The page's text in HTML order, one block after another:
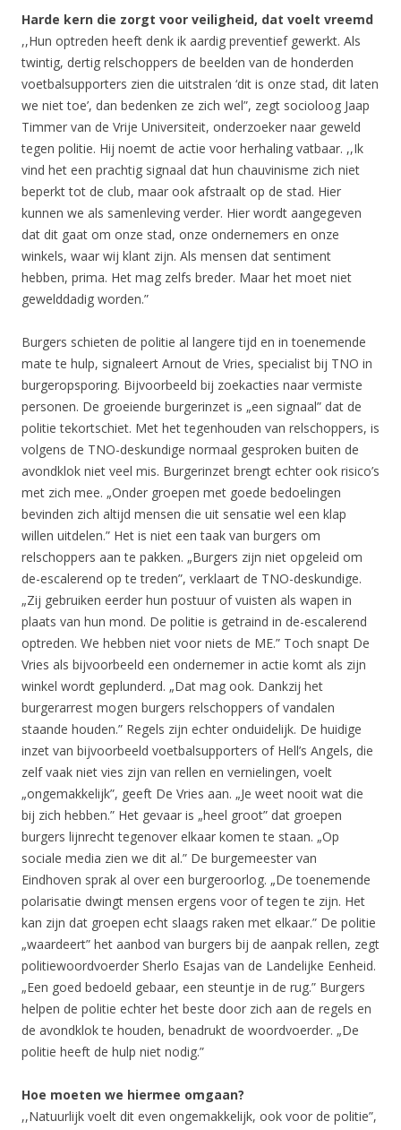
Harde kern die zorgt voor veiligheid, dat voelt vreemd
,,Hun optreden heeft denk ik aardig preventief gewerkt. Als
twintig, dertig relschoppers de beelden van de honderden
voetbalsupporters zien die uitstralen ‘dit is onze stad, dit laten
we niet toe’, dan bedenken ze zich wel”, zegt socioloog Jaap
Timmer van de Vrije Universiteit, onderzoeker naar geweld
tegen politie. Hij noemt de actie voor herhaling vatbaar. ,,Ik
vind het een prachtig signaal dat hun chauvinisme zich niet
beperkt tot de club, maar ook afstraalt op de stad. Hier
kunnen we als samenleving verder. Hier wordt aangegeven
dat dit gaat om onze stad, onze ondernemers en onze
winkels, waar wij klant zijn. Als mensen dat sentiment
hebben, prima. Het mag zelfs breder. Maar het moet niet
gewelddadig worden.”
Burgers schieten de politie al langere tijd en in toenemende
mate te hulp, signaleert Arnout de Vries, specialist bij TNO in
burgeropsporing. Bijvoorbeeld bij zoekacties naar vermiste
personen. De groeiende burgerinzet is „een signaal” dat de
politie tekortschiet. Met het tegenhouden van relschoppers, is
volgens de TNO-deskundige normaal gesproken buiten de
avondklok niet veel mis. Burgerinzet brengt echter ook risico’s
met zich mee. „Onder groepen met goede bedoelingen
bevinden zich altijd mensen die uit sensatie wel een klap
willen uitdelen.” Het is niet een taak van burgers om
relschoppers aan te pakken. „Burgers zijn niet opgeleid om
de-escalerend op te treden”, verklaart de TNO-deskundige.
„Zij gebruiken eerder hun postuur of vuisten als wapen in
plaats van hun mond. De politie is getraind in de-escalerend
optreden. We hebben niet voor niets de ME.” Toch snapt De
Vries als bijvoorbeeld een ondernemer in actie komt als zijn
winkel wordt geplunderd. „Dat mag ook. Dankzij het
burgerarrest mogen burgers relschoppers of vandalen
staande houden.” Regels zijn echter onduidelijk. De huidige
inzet van bijvoorbeeld voetbalsupporters of Hell’s Angels, die
zelf vaak niet vies zijn van rellen en vernielingen, voelt
„ongemakkelijk”, geeft De Vries aan. „Je weet nooit wat die
bij zich hebben.” Het gevaar is „heel groot” dat groepen
burgers lijnrecht tegenover elkaar komen te staan. „Op
sociale media zien we dit al.” De burgemeester van
Eindhoven sprak al over een burgeroorlog. „De toenemende
polarisatie dwingt mensen ergens voor of tegen te zijn. Het
kan zijn dat groepen echt slaags raken met elkaar.” De politie
„waardeert” het aanbod van burgers bij de aanpak rellen, zegt
politiewoordvoerder Sherlo Esajas van de Landelijke Eenheid.
„Een goed bedoeld gebaar, een steuntje in de rug.” Burgers
helpen de politie echter het beste door zich aan de regels en
de avondklok te houden, benadrukt de woordvoerder. „De
politie heeft de hulp niet nodig.”
Hoe moeten we hiermee omgaan?
,,Natuurlijk voelt dit even ongemakkelijk, ook voor de politie”,